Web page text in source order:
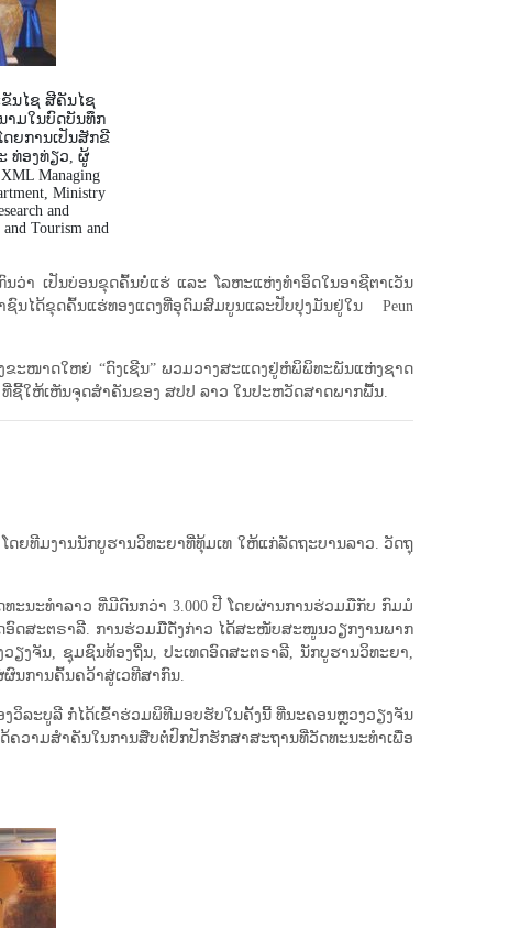
ນໄຊ ສີຄັນໄຊ
າມໃນບົດບັນທຶກ
ຍການເປັນສັກຂີ
ທ່ອງທ່ຽວ, ຜູ້
Managing
Ministry
and
Tourism and
ວ່າ ເປັນບ່ອນຂຸດຄົ້ນບໍ່ແຮ່ ແລະ ໂລຫະແຫ່ງທຳອິດໃນອາຊີຕາເວັນ
ດ້ຂຸດຄົ້ນແຮ່ທອງແດງທີ່ອຸດົມສົມບູນແລະປັບປຸງມັນຢູ່ໃນ Peun
ະໜາດ​ໃຫຍ່ “ດົງ​ເຊີນ” ພວມ​ວາງ​ສະ​ແດງ​ຢູ່​ຫໍພິພິທະ​ພັນ​ແຫ່ງ​ຊາດ​
ທີ່ຊີ້ໃຫ້ເຫັນຈຸດສໍາຄັນຂອງ ສປປ ລາວ ໃນປະຫວັດສາດພາກພື້ນ.
ດຍ​ທີມ​ງານ​ນັກ​ບູ​ຮານ​ວິ​ທະ​ຍາ​ທີ່​ທຸ້ມ​ເທ ໃຫ້​ແກ່​ລັດ​ຖະ​ບານ​ລາວ. ວັດ​ຖຸ​
ະ​ນະ​ທຳ​ລາວ ທີ່​ມີ​ດົນ​ກວ່າ 3.000 ປີ ໂດຍ​ຜ່ານ​ການ​ຮ່ວມ​ມື​ກັບ ກົມ​ມໍ​
ອົດ​ສະ​ຕ​ຣາ​ລີ. ການຮ່ວມມືດັ່ງກ່າວ ໄດ້ສະໜັບສະໜູນວຽກງານພາກ
ງຈັນ, ຊຸມຊົນທ້ອງຖິ່ນ, ປະເທດອົດສະຕຣາລີ, ນັກບູຮານວິ​ທະ​ຍາ,
ນ​ການ​ຄົ້ນ​ຄວ້າ​ສູ່​ເວ​ທີ​ສາ​ກົນ.
ວິ​ລະ​ບູ​ລີ ກໍ່​ໄດ້​ເຂົ້າ​ຮ່ວມ​ພິ​ທີ​ມອບ​ຮັບ​ໃນ​ຄັ້ງ​ນີ້ ທີ່​ນະ​ຄອນຫຼວງວຽງ​ຈັນ
ວາມ​ສຳ​ຄັນ​ໃນ​ການ​ສືບ​ຕໍ່​ປົກ​ປັກ​ຮັກ​ສາ​ສະ​ຖານ​ທີ່​ວັດ​ທະ​ນະ​ທຳ​ເພື່ອ​